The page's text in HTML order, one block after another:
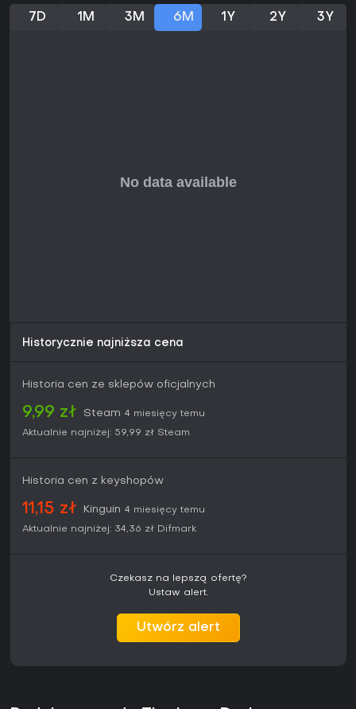
tytuł definiujący gatunek survival, The Long Dark przyciąga
miłośników introspektywnych, samotnych doświadczeń
7D 1M 3M 6M 1Y 2Y 3Y
Historycznie najniższa cena
Historia cen ze sklepów oficjalnych
9,99 zł Steam 4 miesięcy temu
Aktualnie najniżej: 59,99 zł Steam
Historia cen z keyshopów
11,15 zł Kinguin 4 miesięcy temu
Aktualnie najniżej: 34,36 zł Difmark
Czekasz na lepszą ofertę?
Ustaw alert.
Utwórz alert